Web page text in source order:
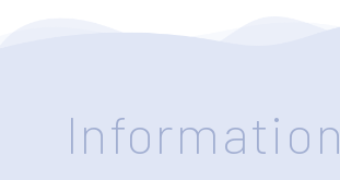
Information